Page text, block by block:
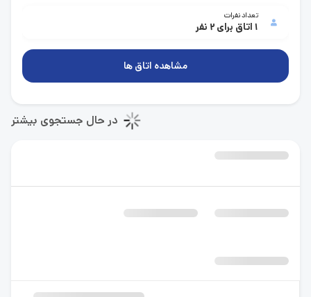
تعداد نفرات
1 اتاق برای 2 نفر
مشاهده اتاق ها
در حال جستجوی بیشتر